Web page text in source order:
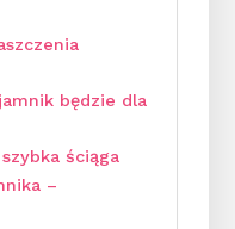
będzie dla
ściąga
–